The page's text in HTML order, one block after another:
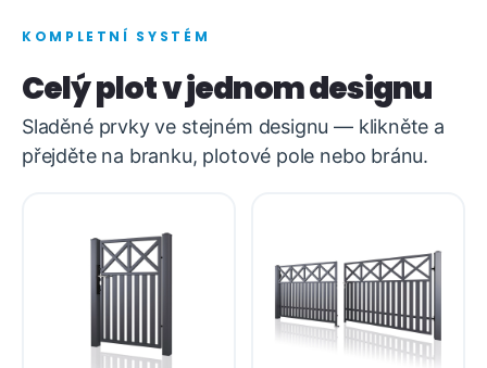
KOMPLETNÍ SYSTÉM
Celý plot v jednom designu
Sladěné prvky ve stejném designu — klikněte a
přejděte na branku, plotové pole nebo bránu.